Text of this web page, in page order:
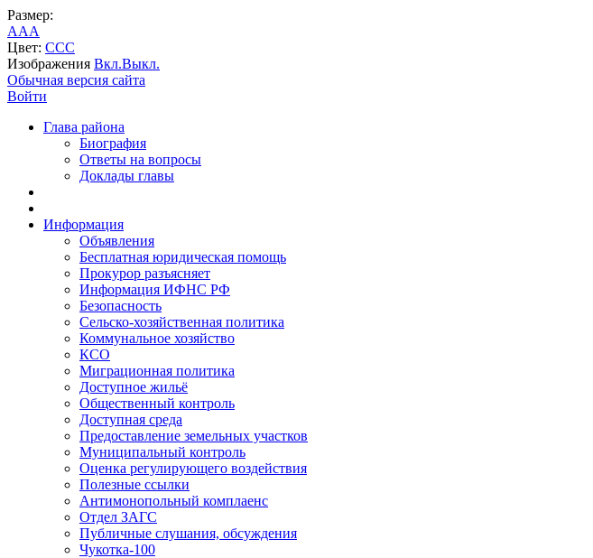
Размер:
AAA
Цвет: CCC
Изображения Вкл.Выкл.
Обычная версия сайта
Войти
Глава района
Биография
Ответы на вопросы
Доклады главы
Информация
Объявления
Бесплатная юридическая помощь
Прокурор разъясняет
Информация ИФНС РФ
Безопасность
Сельско-хозяйственная политика
Коммунальное хозяйство
КСО
Миграционная политика
Доступное жильё
Общественный контроль
Доступная среда
Предоставление земельных участков
Муниципальный контроль
Оценка регулирующего воздействия
Полезные ссылки
Антимонопольный комплаенс
Отдел ЗАГС
Публичные слушания, обсуждения
Чукотка-100